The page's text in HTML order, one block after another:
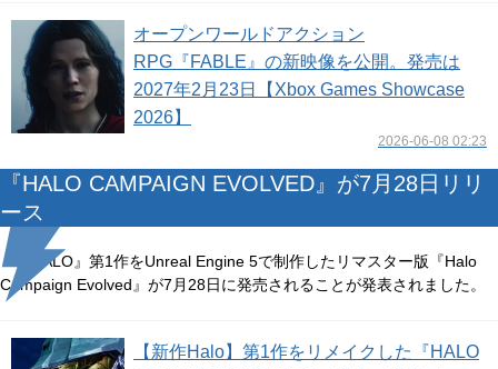
オープンワールドアクション
RPG『FABLE』の新映像を公開。発売は
2027年2月23日【Xbox Games Showcase
2026】
2026-06-08 02:23
『HALO CAMPAIGN EVOLVED』が7月28日リリ
ース
『HALO』第1作をUnreal Engine 5で制作したリマスター版『Halo
Campaign Evolved』が7月28日に発売されることが発表されました。
【新作Halo】第1作をリメイクした『HALO